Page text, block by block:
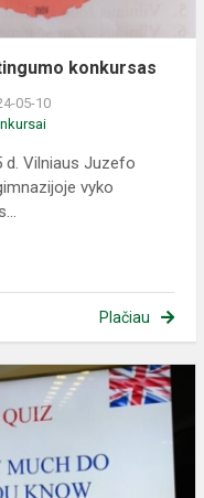
konkursas
05-10
d. Vilniaus Juzefo
vyko
Plačiau